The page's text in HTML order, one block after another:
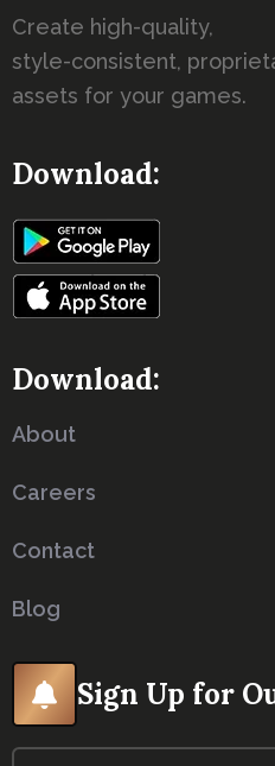
Create high-quality,
style-consistent,
assets for your games.
Download:
Download:
About
Careers
Contact
Blog
Sign Up for